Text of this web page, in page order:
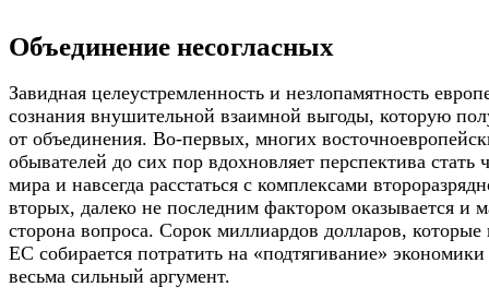
Объединение несогласных
Завидная целеустремленность и незлопамятность
сознания внушительной взаимной выгоды, которую
от объединения. Во-первых, многих
обывателей до сих пор вдохновляет перспектива стать
мира и навсегда расстаться с комплексами
вторых, далеко не последним фактором оказывается и
сторона вопроса. Сорок миллиардов долларов,
ЕС собирается потратить на «подтягивание»
весьма сильный аргумент.